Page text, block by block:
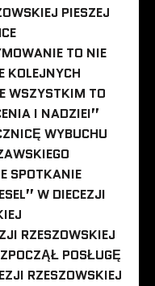
PIESZEJ
TO NIE
KOLEJNYCH
WSZYSTKIM TO
I NADZIEI”
WYBUCHU
SPOTKANIE
W DIECEZJI
RZESZOWSKIEJ
POSŁUGĘ
RZESZOWSKIEJ